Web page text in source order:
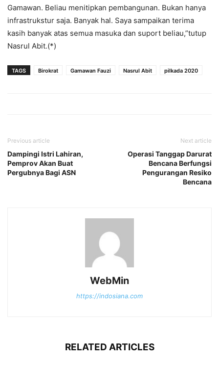
Gamawan. Beliau menitipkan pembangunan. Bukan hanya
infrastrukstur saja. Banyak hal. Saya sampaikan terima
kasih banyak atas semua masuka dan suport beliau,”tutup
Nasrul Abit.(*)
TAGS Birokrat Gamawan Fauzi Nasrul Abit pilkada 2020
Previous article
Dampingi Istri Lahiran,
Pemprov Akan Buat
Pergubnya Bagi ASN
Next article
Operasi Tanggap Darurat
Bencana Berfungsi
Pengurangan Resiko
Bencana
WebMin
https://indosiana.com
RELATED ARTICLES